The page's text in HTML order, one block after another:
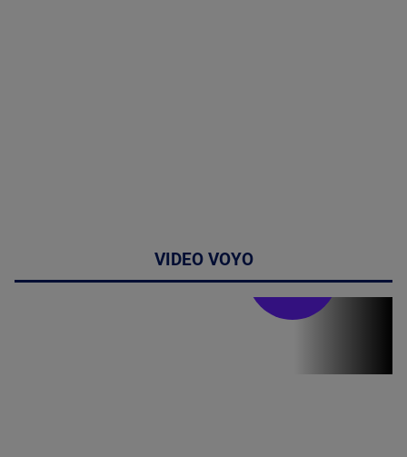
VIDEO VOYO
Stirile PRO TV